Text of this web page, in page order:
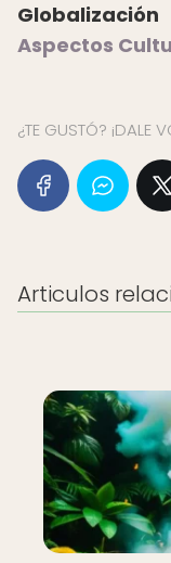
Globalización
Aspectos
¿TE GUSTÓ? ¡DALE
Articulos